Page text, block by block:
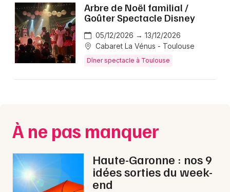
Je m'abonne
Arbre de Noël familial /
Goûter Spectacle Disney
05/12/2026 → 13/12/2026
Cabaret La Vénus - Toulouse
Dîner spectacle à Toulouse
À ne pas manquer
Haute-Garonne : nos 9
idées sorties du week-
end